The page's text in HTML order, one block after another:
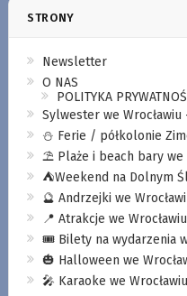
STRONY
Newsletter
O NAS
POLITYKA
Sylwester we
⛄️ Ferie / półkolonie
⛱️ Plaże i beach bary we
⛺️Weekend na Dolnym
🔮 Andrzejki we
📍 Atrakcje we Wrocławiu
🎟️ Bilety na wydarzenia
🎃 Halloween we
🎤 Karaoke we Wrocławiu